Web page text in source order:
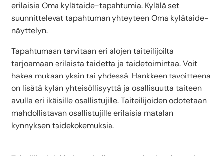
erilaisia Oma kylätaide-tapahtumia. Kyläläiset
suunnittelevat tapahtuman yhteyteen Oma kylätaide-
näyttelyn.
Tapahtumaan tarvitaan eri alojen taiteilijoilta
tarjoamaan erilaista taidetta ja taidetoimintaa. Voit
hakea mukaan yksin tai yhdessä. Hankkeen tavoitteena
on lisätä kylän yhteisöllisyyttä ja osallisuutta taiteen
avulla eri ikäisille osallistujille. Taiteilijoiden odotetaan
mahdollistavan osallistujille erilaisia matalan
kynnyksen taidekokemuksia.